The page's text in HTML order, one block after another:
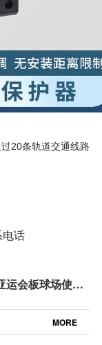
20条轨道交通线路
运会板球场使用
认证齐全验收无忧
杭州易造】
MORE